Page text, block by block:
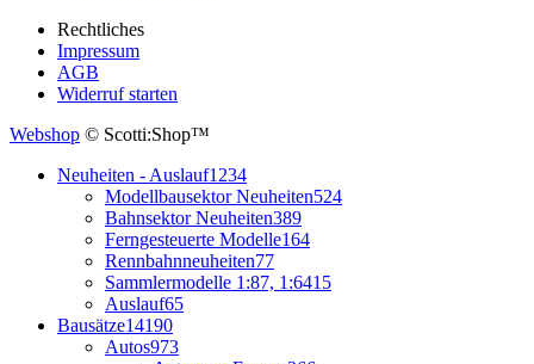
Rechtliches
Impressum
AGB
Widerruf starten
Webshop © Scotti:Shop™
Neuheiten - Auslauf1234
Modellbausektor Neuheiten524
Bahnsektor Neuheiten389
Ferngesteuerte Modelle164
Rennbahnneuheiten77
Sammlermodelle 1:87, 1:6415
Auslauf65
Bausätze14190
Autos973